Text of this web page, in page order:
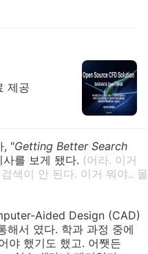
제공
, "Getting Better Search
사를 보게 됐다. (어라. 이거
색이 안 된다. 이거 뭐야.. 몰
Aided Design (CAD)
서 였다. 학과 과정 중에
야 했기도 했고. 어쨋든